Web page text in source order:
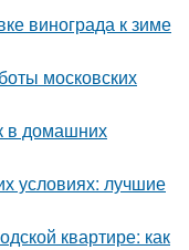
винограда к зиме
московских
в домашних
условиях: лучшие
квартире: как